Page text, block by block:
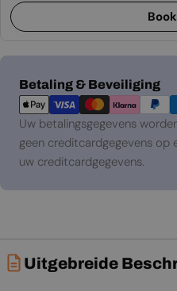
Betaling & Beveiliging
Betaalmethoden
Uw betalingsgegevens
geen creditcardgegevens op
uw creditcardgegevens.
Uitgebreide